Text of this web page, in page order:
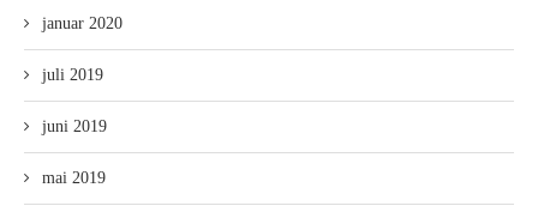
januar 2020
juli 2019
juni 2019
mai 2019